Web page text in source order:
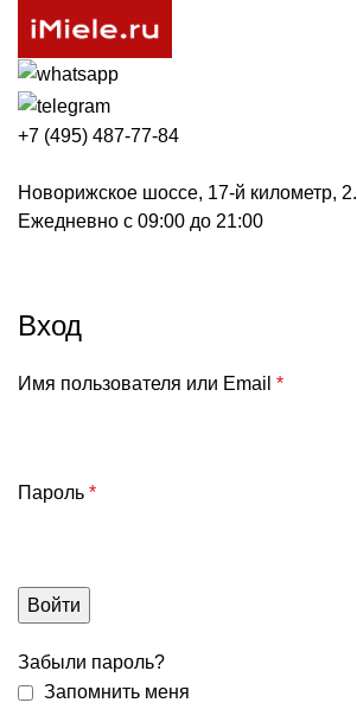
+7 (495) 487-77-84
Новорижское шоссе, 17-й километр, 2.
Ежедневно с 09:00 до 21:00
Вход
Имя пользователя или Email *
Пароль *
Войти
Забыли пароль?
Запомнить меня